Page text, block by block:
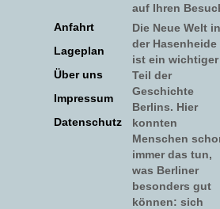
Anfahrt
Lageplan
Über uns
Impressum
Datenschutz
auf Ihren
Die Neue Welt in
der Hasenheide
ist ein wichtiger
Teil der
Geschichte
Berlins. Hier
konnten
Menschen
immer das tun,
was Berliner
besonders gut
können: sich